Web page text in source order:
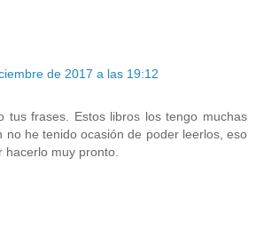
de 2017 a las 19:12
tus frases. Estos libros los tengo muchas
no he tenido ocasión de poder leerlos, eso
muy pronto.